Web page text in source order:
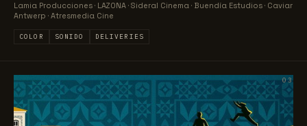
Lamia Producciones · LAZONA · Sideral Cinema · Buendía Estudios · Caviar
Antwerp · Atresmedia Cine
COLOR SONIDO DELIVERIES
03